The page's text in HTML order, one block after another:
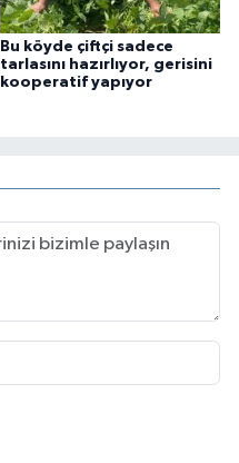
Bu köyde çiftçi sadece
tarlasını hazırlıyor, gerisini
kooperatif yapıyor